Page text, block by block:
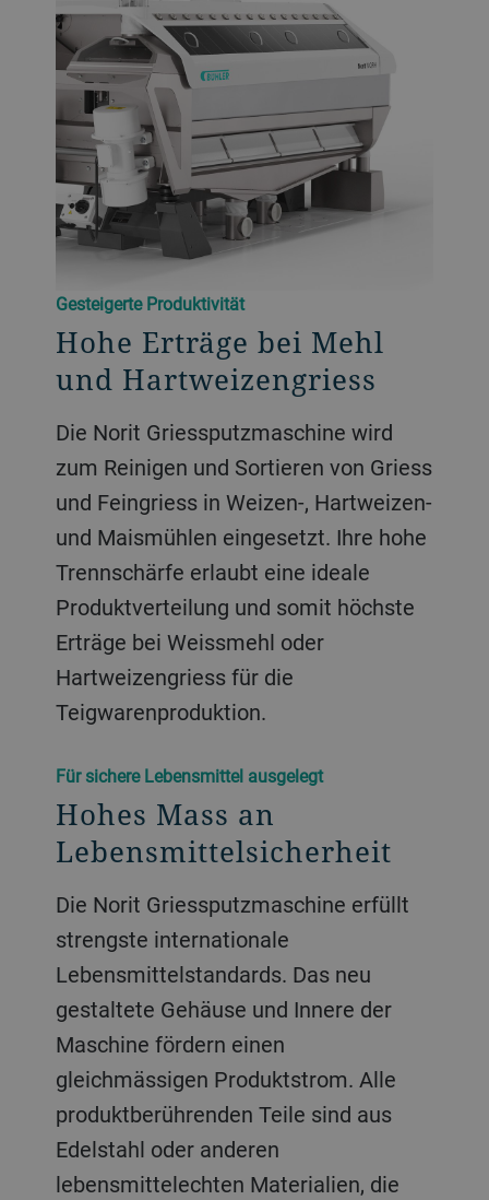
Gesteigerte Produktivität
Hohe Erträge bei Mehl
und Hartweizengriess
Die Norit Griessputzmaschine wird
zum Reinigen und Sortieren von Griess
und Feingriess in Weizen-, Hartweizen-
und Maismühlen eingesetzt. Ihre hohe
Trennschärfe erlaubt eine ideale
Produktverteilung und somit höchste
Erträge bei Weissmehl oder
Hartweizengriess für die
Teigwarenproduktion.
Für sichere Lebensmittel ausgelegt
Hohes Mass an
Lebensmittelsicherheit
Die Norit Griessputzmaschine erfüllt
strengste internationale
Lebensmittelstandards. Das neu
gestaltete Gehäuse und Innere der
Maschine fördern einen
gleichmässigen Produktstrom. Alle
produktberührenden Teile sind aus
Edelstahl oder anderen
lebensmittelechten Materialien, die